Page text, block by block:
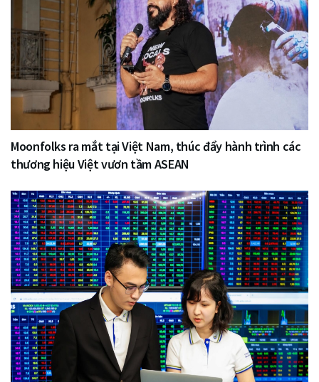
Moonfolks ra mắt tại Việt Nam, thúc đẩy hành trình các
thương hiệu Việt vươn tầm ASEAN